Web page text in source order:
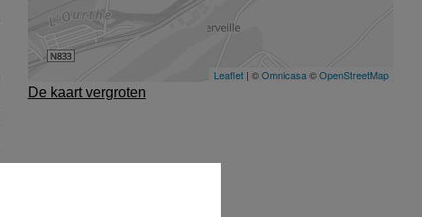
De kaart vergroten